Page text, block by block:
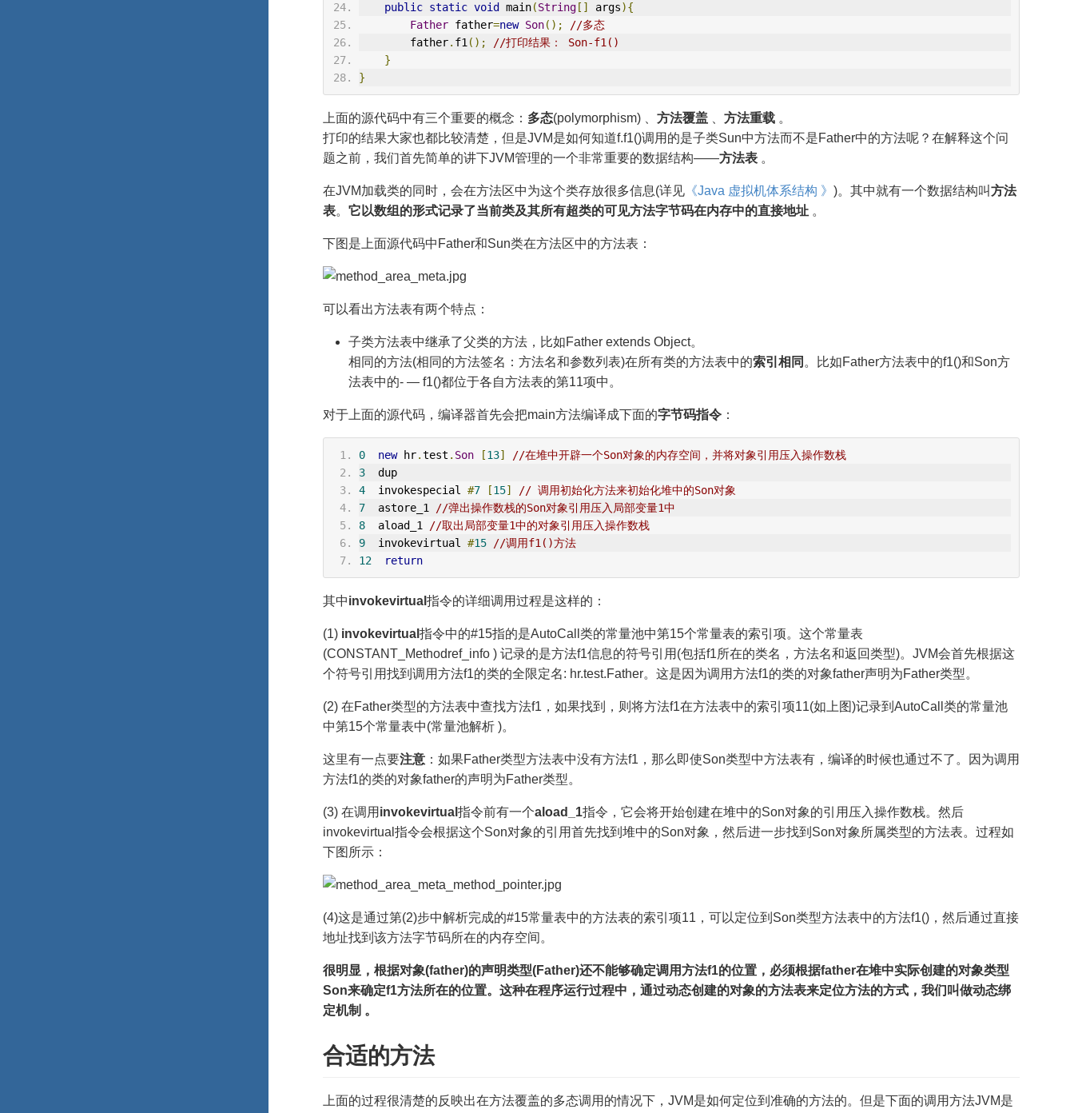
public static void main(String [] args){
Father father=new Son();
//多态
        father
. f1 ();
//打印结果： Son-f1()
}
}
上面的源代码中有三个重要的概念： 多态(polymorphism) 、 方法覆盖 方法重载 。
打印的结果大家也都比较清楚，但是JVM是如何知道f.f1()调用的是子类Sun中方法而不是Father中的方法呢？在解释这个问
题之前，我们首先简单的讲下JVM管理的一个非常重要的数据结构——方法表 。
在JVM加载类的同时，会在方法区中为这个类存放很多信息(详见 《Java 虚拟机体系结构 》 )。其中就有一个数据结构叫方法
表。 它以数组的形式记录了当前类及其所有超类的可见方法字节码在内存中的直接地址 。
下图是上面源代码中Father和Sun类在方法区中的方法表：
可以看出方法表有两个特点：
子类方法表中继承了父类的方法，比如Father extends Object。
相同的方法(相同的方法签名：方法名和参数列表)在所有类的方法表中的索引相同 。比如Father方法表中的f1()和Son方
法表中的- — f1()都位于各自方法表的第11项中。
对于上面的源代码，编译器首先会把main方法编译成下面的字节码指令 ：
0 new hr.test . Son [13]
//在堆中开辟一个Son对象的内存空间，并将对象引用压入操作数栈
3
  dup
4
  invokespecial
#7 [15]
// 调用初始化方法来初始化堆中的Son对象
7
  astore_1
//弹出操作数栈的Son对象引用压入局部变量1中
8
  aload_1
//取出局部变量1中的对象引用压入操作数栈
9
  invokevirtual
#15
//调用f1()方法
12
return
其中invokevirtual 指令的详细调用过程是这样的：
(1) invokevirtual 指令中的#15指的是AutoCall类的常量池中第15个常量表的索引项。这个常量表
(CONSTANT_Methodref_info ) 记录的是方法f1信息的符号引用(包括f1所在的类名，方法名和返回类型)。JVM会首先根据这
个符号引用找到调用方法f1的类的全限定名: hr.test.Father。这是因为调用方法f1的类的对象father声明为Father类型。
(2) 在Father类型的方法表中查找方法f1，如果找到，则将方法f1在方法表中的索引项11(如上图)记录到AutoCall类的常量池
中第15个常量表中(常量池解析 )。
这里有一点要注意 ：如果Father类型方法表中没有方法f1，那么即使Son类型中方法表有，编译的时候也通过不了。因为调用
方法f1的类的对象father的声明为Father类型。
(3) 在调用 invokevirtual 指令前有一个aload_1指令，它会将开始创建在堆中的Son对象的引用压入操作数栈。然后
invokevirtual指令会根据这个Son对象的引用首先找到堆中的Son对象，然后进一步找到Son对象所属类型的方法表。过程如
下图所示：
(4)这是通过第(2)步中解析完成的#15常量表中的方法表的索引项11，可以定位到Son类型方法表中的方法f1()，然后通过直接
地址找到该方法字节码所在的内存空间。
很明显，根据对象(father)的声明类型(Father)还不能够确定调用方法f1的位置，必须根据father在堆中实际创建的对象类型
Son来确定f1方法所在的位置。这种在程序运行过程中，通过动态创建的对象的方法表来定位方法的方式，我们叫做动态绑
定机制 。
合适的方法
上面的过程很清楚的反映出在方法覆盖的多态调用的情况下，JVM是如何定位到准确的方法的。但是下面的调用方法JVM是